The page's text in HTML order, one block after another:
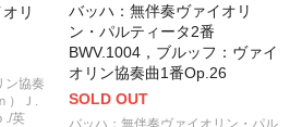
リ
ン協奏
）Ｊ.
./英
バッハ：無伴奏ヴァイオリ
ン・パルティータ2番
BWV.1004，ブルッフ：ヴァイ
オリン協奏曲1番Op.26
SOLD OUT
バッハ：無伴奏ヴァイオリン・パル